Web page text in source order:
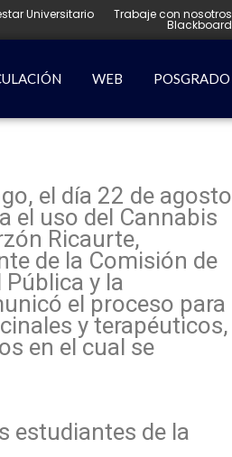
Universitario Trabaje con nosotros
Blackboard
WEB POSGRADO
el día 22 de agosto
el uso del Cannabis
Ricaurte,
de la Comisión de
y la
el proceso para
y terapéuticos,
en el cual se
estudiantes de la